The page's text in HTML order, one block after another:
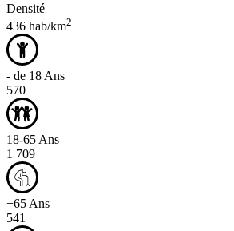
Densité
436 hab/km2
- de 18 Ans
570
18-65 Ans
1 709
+65 Ans
541